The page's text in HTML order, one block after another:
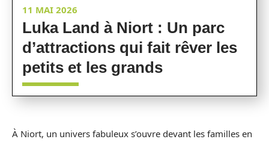
11 MAI 2026
Luka Land à Niort : Un parc
d’attractions qui fait rêver les
petits et les grands
À Niort, un univers fabuleux s’ouvre devant les familles en